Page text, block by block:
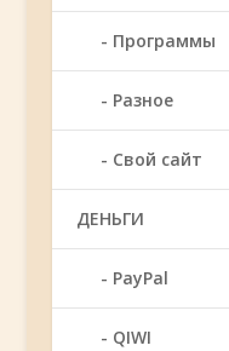
Программы
Разное
Свой сайт
ДЕНЬГИ
PayPal
QIWI